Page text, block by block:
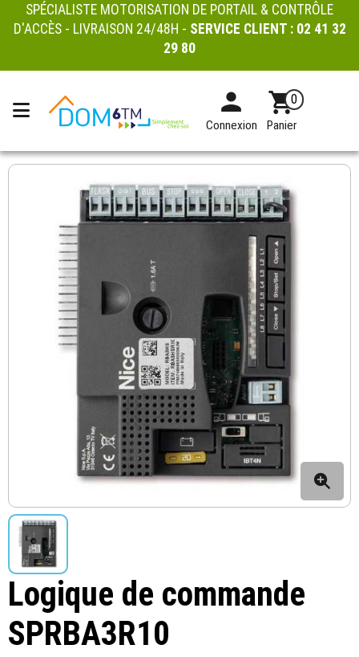
SPÉCIALISTE MOTORISATION DE PORTAIL & CONTRÔLE
D'ACCÈS - LIVRAISON 24/48H - SERVICE CLIENT : 02 41 32
29 80
Connexion
0
Panier
Logique de commande
SPRBA3R10